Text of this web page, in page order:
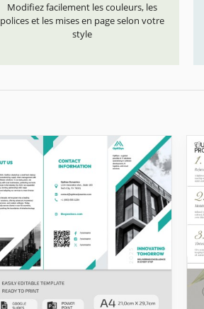
Modifiez facilement les couleurs, les
polices et les mises en page selon votre
style